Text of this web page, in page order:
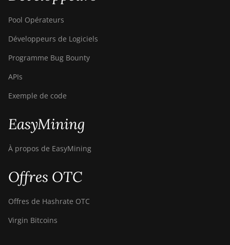
Pool Opérateurs
Développeurs de Logiciels
Programme Bug Bounty
APIs
Exemple de code
EasyMining
À propos de EasyMining
Offres OTC
Offres de Hashrate OTC
Virgin Bitcoins